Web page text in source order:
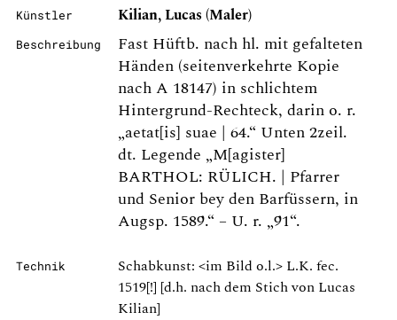
Künstler Kilian, Lucas (Maler)
Beschreibung
Fast Hüftb. nach hl. mit gefalteten
Händen (seitenverkehrte Kopie
nach A 18147) in schlichtem
Hintergrund-Rechteck, darin o. r.
„aetat[is] suae | 64.“ Unten 2zeil.
dt. Legende „M[agister]
BARTHOL: RÜLICH. | Pfarrer
und Senior bey den Barfüssern, in
Augsp. 1589.“ – U. r. „91“.
Technik
Schabkunst: <im Bild o.l.> L.K. fec.
1519[!] [d.h. nach dem Stich von Lucas
Kilian]